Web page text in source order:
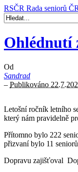
RSČR Rada seniorů ČR
Ohlédnutí
Od
Sandrad
– Publikováno
Letošní ročník letního
který nám pravidelně
Přítomno bylo 222
přizvaní bylo 11
Dopravu zajišťoval